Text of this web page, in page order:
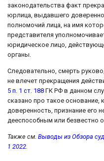
законодательства факт
юрлица, выдавшего
полномочий лица, на имя
представителя
юридическое лицо,
органы.
Следовательно, смерть
не влечет прекращения
5 п. 1 ст. 188 ГК РФ в данном
сказано про такое основание,
доверенность, признание его
дееспособным или безвестно
Также см. Выводы из Обзора
1 2022.